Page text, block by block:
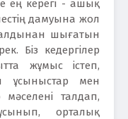
ең керегі - ашық
дамуына жол
шығатын
Біз кедергілер
жұмыс істеп,
ұсыныстар мен
мәселені талдап,
орталық